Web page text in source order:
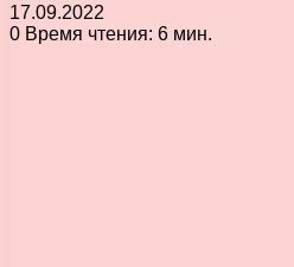
17.09.2022
0 Время чтения: 6 мин.